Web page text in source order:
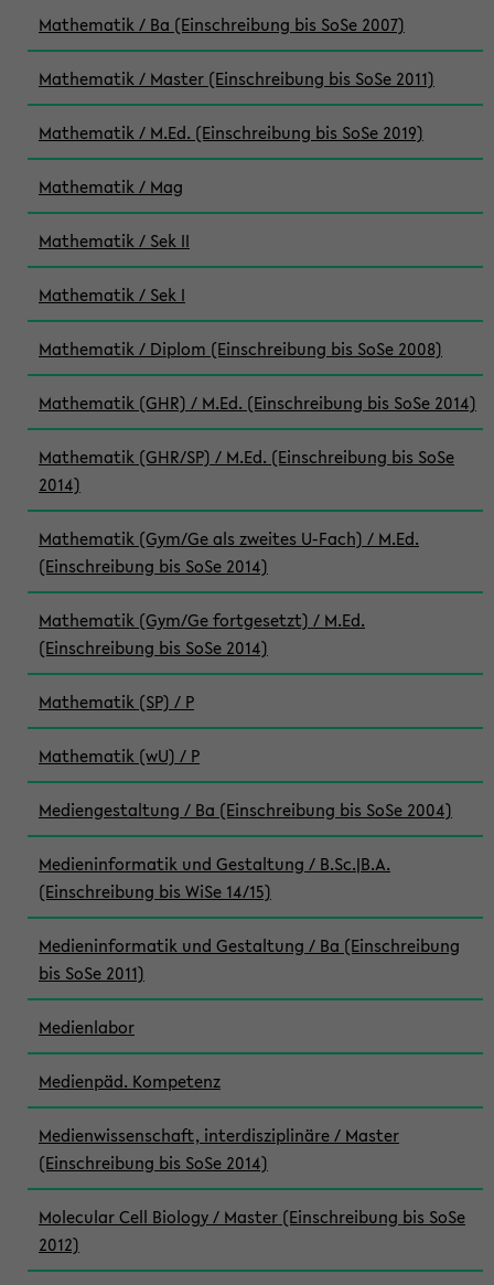
Mathematik / Ba (Einschreibung bis SoSe 2007)
Mathematik / Master (Einschreibung bis SoSe 2011)
Mathematik / M.Ed. (Einschreibung bis SoSe 2019)
Mathematik / Mag
Mathematik / Sek II
Mathematik / Sek I
Mathematik / Diplom (Einschreibung bis SoSe 2008)
Mathematik (GHR) / M.Ed. (Einschreibung bis SoSe 2014)
Mathematik (GHR/SP) / M.Ed. (Einschreibung bis SoSe
2014)
Mathematik (Gym/Ge als zweites U-Fach) / M.Ed.
(Einschreibung bis SoSe 2014)
Mathematik (Gym/Ge fortgesetzt) / M.Ed.
(Einschreibung bis SoSe 2014)
Mathematik (SP) / P
Mathematik (wU) / P
Mediengestaltung / Ba (Einschreibung bis SoSe 2004)
Medieninformatik und Gestaltung / B.Sc.|B.A.
(Einschreibung bis WiSe 14/15)
Medieninformatik und Gestaltung / Ba (Einschreibung
bis SoSe 2011)
Medienlabor
Medienpäd. Kompetenz
Medienwissenschaft, interdisziplinäre / Master
(Einschreibung bis SoSe 2014)
Molecular Cell Biology / Master (Einschreibung bis SoSe
2012)